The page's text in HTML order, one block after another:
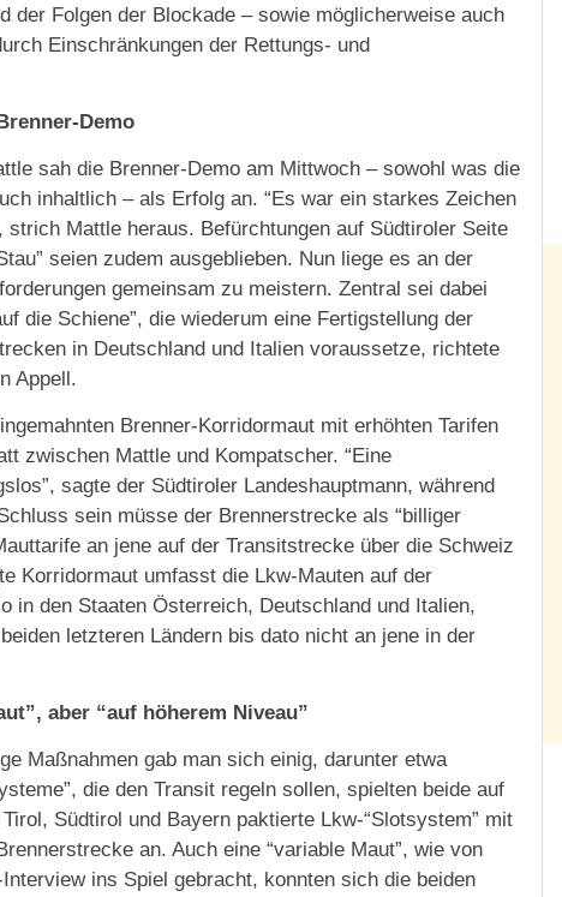
der Folgen der Blockade – sowie möglicherweise auch
Einschränkungen der Rettungs- und
Demo
sah die Brenner-Demo am Mittwoch – sowohl was die
inhaltlich – als Erfolg an. “Es war ein starkes Zeichen
strich Mattle heraus. Befürchtungen auf Südtiroler Seite
seien zudem ausgeblieben. Nun liege es an der
gemeinsam zu meistern. Zentral sei dabei
die Schiene”, die wiederum eine Fertigstellung der
in Deutschland und Italien voraussetze, richtete
Appell.
Brenner-Korridormaut mit erhöhten Tarifen
zwischen Mattle und Kompatscher. “Eine
sagte der Südtiroler Landeshauptmann, während
sein müsse der Brennerstrecke als “billiger
an jene auf der Transitstrecke über die Schweiz
Korridormaut umfasst die Lkw-Mauten auf der
in den Staaten Österreich, Deutschland und Italien,
letzteren Ländern bis dato nicht an jene in der
aber “auf höherem Niveau”
Maßnahmen gab man sich einig, darunter etwa
die den Transit regeln sollen, spielten beide auf
Südtirol und Bayern paktierte Lkw-“Slotsystem” mit
an. Auch eine “variable Maut”, wie von
ins Spiel gebracht, konnten sich die beiden